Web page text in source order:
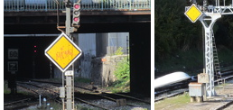
IMG 4052